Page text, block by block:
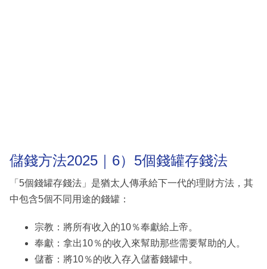
儲錢方法2025｜6）5個錢罐存錢法
「5個錢罐存錢法」是猶太人傳承給下一代的理財方法，其
中包含5個不同用途的錢罐：
宗教：將所有收入的10％奉獻給上帝。
奉獻：拿出10％的收入來幫助那些需要幫助的人。
儲蓄：將10％的收入存入儲蓄錢罐中。